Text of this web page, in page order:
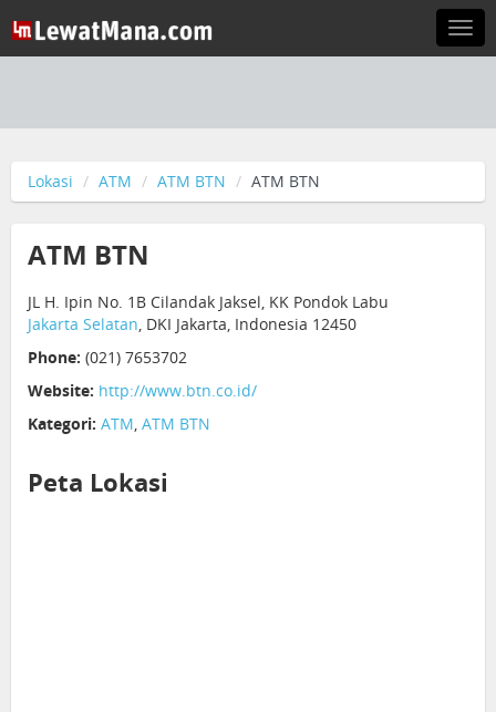
Lokasi ATM ATM BTN ATM BTN
ATM BTN
JL H. Ipin No. 1B Cilandak Jaksel, KK Pondok Labu
Jakarta Selatan, DKI Jakarta, Indonesia 12450
Phone: (021) 7653702
Website: http://www.btn.co.id/
Kategori: ATM, ATM BTN
Peta Lokasi